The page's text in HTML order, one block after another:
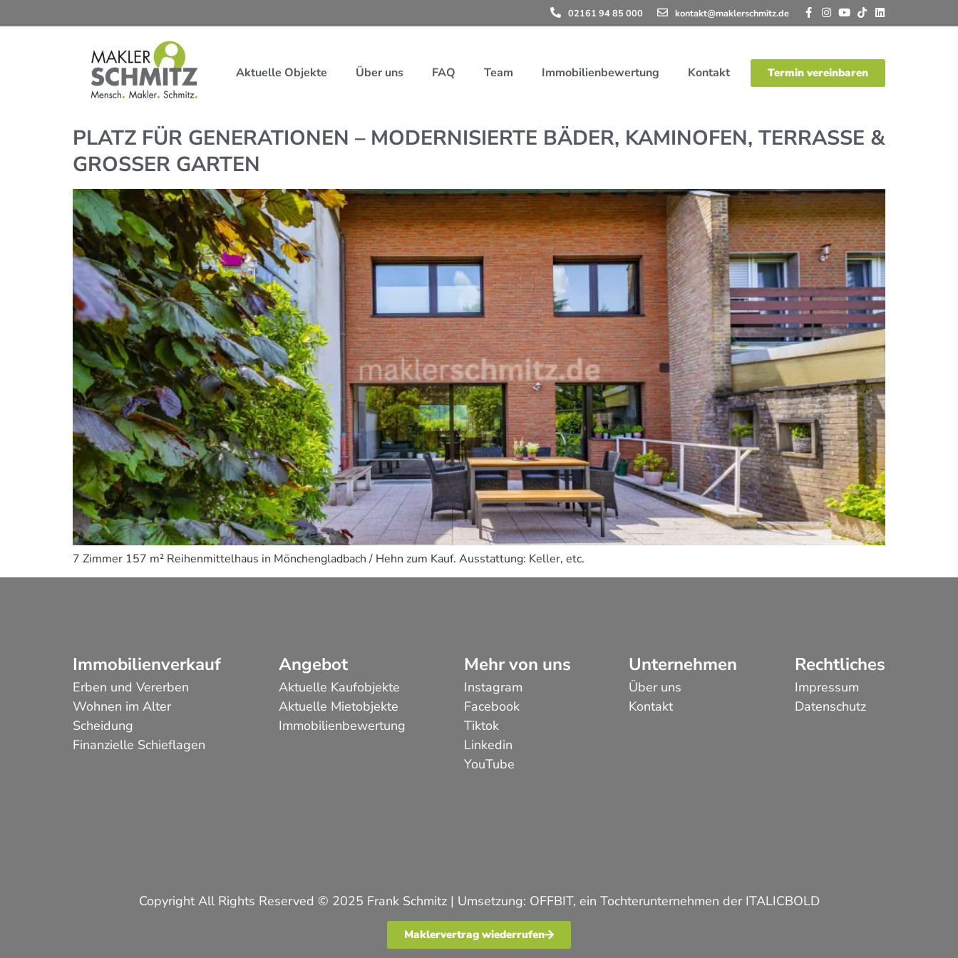
02161 94 85 000 kontakt@maklerschmitz.de
Aktuelle Objekte Über uns FAQ Team Immobilienbewertung Kontakt Termin vereinbaren
PLATZ FÜR GENERATIONEN – MODERNISIERTE BÄDER, KAMINOFEN, TERRASSE &
GROSSER GARTEN
7 Zimmer 157 m² Reihenmittelhaus in Mönchengladbach / Hehn zum Kauf. Ausstattung: Keller, etc.
Immobilienverkauf
Erben und Vererben
Wohnen im Alter
Scheidung
Finanzielle Schieflagen
Angebot
Aktuelle Kaufobjekte
Aktuelle Mietobjekte
Immobilienbewertung
Mehr von uns
Instagram
Facebook
Tiktok
Linkedin
YouTube
Unternehmen
Über uns
Kontakt
Rechtliches
Impressum
Datenschutz
Copyright All Rights Reserved © 2025 Frank Schmitz | Umsetzung: OFFBIT, ein Tochterunternehmen der ITALICBOLD
Maklervertrag wiederrufen